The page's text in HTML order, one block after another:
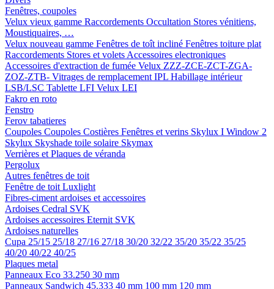
Fenêtres, coupoles
Velux vieux gamme Raccordements Occultation Stores vénitiens,
Moustiquaires, …
Velux nouveau gamme Fenêtres de toît incliné Fenêtres toiture plat
Raccordements Stores et volets Accessoires electroniques
Accessoires d'extraction de fumée Velux ZZZ-ZCE-ZCT-ZGA-
ZOZ-ZTB- Vitrages de remplacement IPL Habillage intérieur
LSB/LSC Tablette LFI Velux LEI
Fakro en roto
Fenstro
Ferov tabatieres
Coupoles Coupoles Costières Fenêtres et verins Skylux I Window 2
Skylux Skyshade toile solaire Skymax
Verrières et Plaques de véranda
Pergolux
Autres fenêtres de toit
Fenêtre de toit Luxlight
Fibres-ciment ardoises et accessoires
Ardoises Cedral SVK
Ardoises accessoires Eternit SVK
Ardoises naturelles
Cupa 25/15 25/18 27/16 27/18 30/20 32/22 35/20 35/22 35/25
40/20 40/22 40/25
Plaques metal
Panneaux Eco 33.250 30 mm
Panneaux Sandwich 45.333 40 mm 100 mm 120 mm